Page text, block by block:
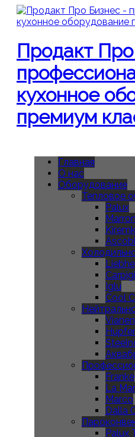
Продакт
кухонное
премиум
Главная
О нас
Оборудование
Тепловое
Palux
Iglu
Cool
Vianen
Hupfer
Franke
La
Marco
Dalla
Palux